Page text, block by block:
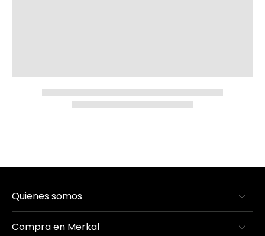
Quienes somos
Compra en Merkal